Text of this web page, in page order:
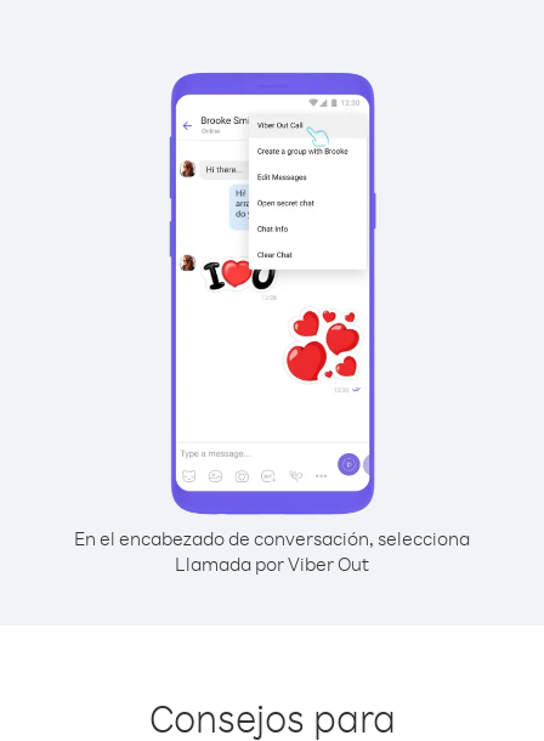
En el encabezado de conversación, selecciona
Llamada por Viber Out
Consejos para